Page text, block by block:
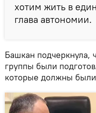
хотим жить в
глава автономии.
Башкан подчеркнула,
группы были
которые должны